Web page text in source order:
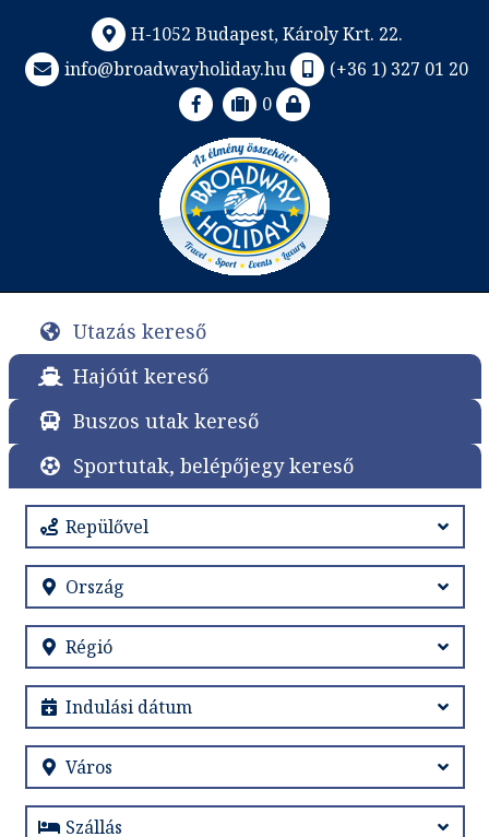
H-1052 Budapest, Károly Krt. 22.
info@broadwayholiday.hu
(+36 1) 327 01 20
0
Utazás kereső
Hajóút kereső
Buszos utak kereső
Sportutak, belépőjegy kereső